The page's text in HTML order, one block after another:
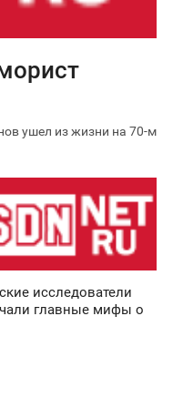
ушел из жизни на 70-м
исследователи
главные мифы о